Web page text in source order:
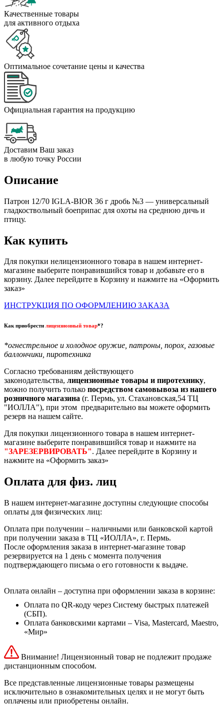
Качественные товары
для активного отдыха
Оптимальное сочетание цены и качества
Официальная гарантия на продукцию
Доставим Ваш заказ
в любую точку России
Описание
Патрон 12/70 IGLA-BIOR 36 г дробь №3 — универсальный
гладкоствольный боеприпас для охоты на среднюю дичь и
птицу.
Как купить
Для покупки нелицензионного товара в нашем интернет-
магазине выберите понравившийся товар и добавьте его в
корзину. Далее перейдите в Корзину и нажмите на «Оформить
заказ»
ИНСТРУКЦИЯ ПО ОФОРМЛЕНИЮ ЗАКАЗА
Как приобрести лицензионный товар*?
*огнестрельное и холодное оружие, патроны, порох, газовые
баллончики, пиротехника
Согласно требованиям действующего
законодательства, лицензионные товары и пиротехнику,
можно получить только посредством самовывоза из нашего
розничного магазина (г. Пермь, ул. Стахановская,54 ТЦ
"ИОЛЛА"), при этом предварительно вы можете оформить
резерв на нашем сайте.
Для покупки лицензионного товара в нашем интернет-
магазине выберите понравившийся товар и нажмите на
"ЗАРЕЗЕРВИРОВАТЬ". Далее перейдите в Корзину и
нажмите на «Оформить заказ»
Оплата для физ. лиц
В нашем интернет-магазине доступны следующие способы
оплаты для физических лиц:
Оплата при получении – наличными или банковской картой
при получении заказа в ТЦ «ИОЛЛА», г. Пермь.
После оформления заказа в интернет-магазине товар
резервируется на 1 день с момента получения
подтверждающего письма о его готовности к выдаче.
Оплата онлайн – доступна при оформлении заказа в корзине:
Оплата по QR-коду через Систему быстрых платежей
(СБП).
Оплата банковскими картами – Visa, Mastercard, Maestro,
«Мир»
Внимание! Лицензионный товар не подлежит продаже
дистанционным способом.
Все представленные лицензионные товары размещены
исключительно в ознакомительных целях и не могут быть
оплачены или приобретены онлайн.